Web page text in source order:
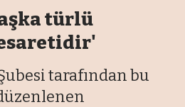
türlü
tarafından bu